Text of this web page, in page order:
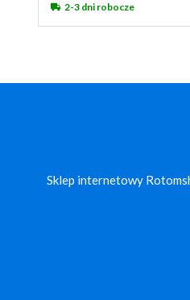
2-3 dni robocze
Sklep internetowy